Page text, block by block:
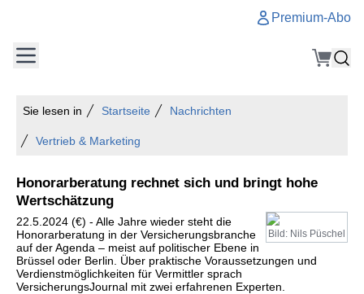
Premium-Abo
Sie lesen in Startseite Nachrichten
Vertrieb & Marketing
Honorarberatung rechnet sich und bringt hohe
Wertschätzung
Bild: Nils Püschel
22.5.2024 (€) - Alle Jahre wieder steht die
Honorarberatung in der Versicherungsbranche
auf der Agenda – meist auf politischer Ebene in
Brüssel oder Berlin. Über praktische Voraussetzungen und
Verdienstmöglichkeiten für Vermittler sprach
VersicherungsJournal mit zwei erfahrenen Experten.